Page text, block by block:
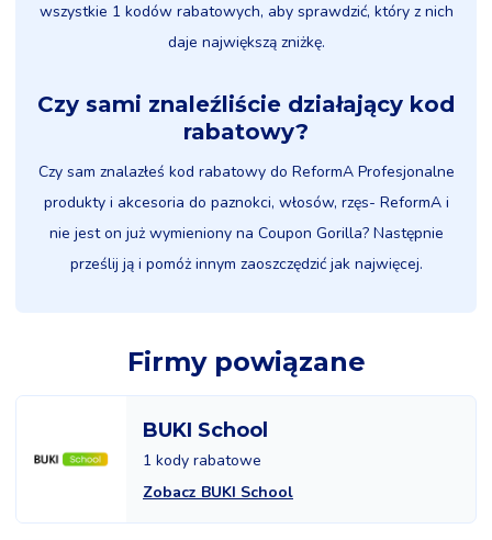
wszystkie 1 kodów rabatowych, aby sprawdzić, który z nich
daje największą zniżkę.
Czy sami znaleźliście działający kod
rabatowy?
Czy sam znalazłeś kod rabatowy do ReformA Profesjonalne
produkty i akcesoria do paznokci, włosów, rzęs- ReformA i
nie jest on już wymieniony na Coupon Gorilla? Następnie
prześlij ją i pomóż innym zaoszczędzić jak najwięcej.
Firmy powiązane
BUKI School
1 kody rabatowe
Zobacz BUKI School